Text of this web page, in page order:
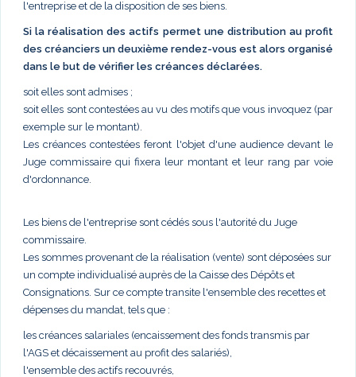
l'entreprise et de la disposition de ses biens.
Si la réalisation des actifs permet une distribution au profit
des créanciers un deuxième rendez-vous est alors organisé
dans le but de vérifier les créances déclarées.
soit elles sont admises ;
soit elles sont contestées au vu des motifs que vous invoquez (par
exemple sur le montant).
Les créances contestées feront l'objet d'une audience devant le
Juge commissaire qui fixera leur montant et leur rang par voie
d'ordonnance.
Les biens de l'entreprise sont cédés sous l'autorité du Juge
commissaire.
Les sommes provenant de la réalisation (vente) sont déposées sur
un compte individualisé auprès de la Caisse des Dépôts et
Consignations. Sur ce compte transite l'ensemble des recettes et
dépenses du mandat, tels que :
les créances salariales (encaissement des fonds transmis par
l'AGS et décaissement au profit des salariés),
l'ensemble des actifs recouvrés,